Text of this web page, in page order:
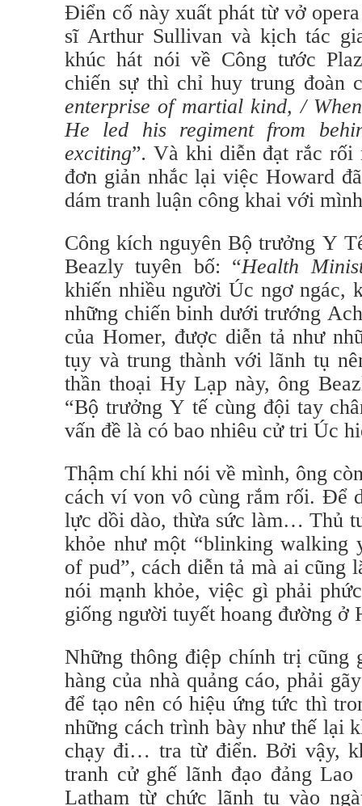
Điển cố này xuất phát từ vở
sĩ Arthur Sullivan và kịch tác
khúc hát nói về Công tước
chiến sự thì chỉ huy trung đoàn
enterprise of martial kind, /
He led his regiment from
exciting”. Và khi diễn đạt rắc rối
đơn giản nhắc lại việc Howard
dám tranh luận công khai với
Công kích nguyên Bộ trưởng Y
Beazly tuyên bố: “Health
khiến nhiều người Úc ngơ ngác,
những chiến binh dưới trướng
của Homer, được diễn tả như
tụy và trung thành với lãnh tụ
thần thoại Hy Lạp này, ông
“Bộ trưởng Y tế cùng đội tay
vấn đề là có bao nhiêu cử tri Úc
Thậm chí khi nói về mình, ông
cách ví von vô cùng rắm rối. Để
lực dồi dào, thừa sức làm… Thủ
khỏe như một “blinking walking
of pud”, cách diễn tả mà ai cũng
nói mạnh khỏe, việc gì phải
giống người tuyết hoang đường ở
Những thông điệp chính trị cũng
hàng của nhà quảng cáo, phải
để tạo nên có hiệu ứng tức thì
những cách trình bày như thế lại
chạy đi… tra từ điển. Bởi vậy,
tranh cử ghế lãnh đạo đảng
Latham từ chức lãnh tụ vào